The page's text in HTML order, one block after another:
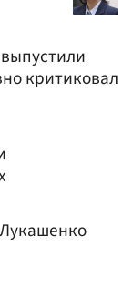
критиковал